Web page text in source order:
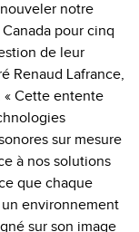
notre
pour cinq
de leur
Renaud Lafrance,
« Cette entente
sur mesure
à nos solutions
que chaque
environnement
sur son image